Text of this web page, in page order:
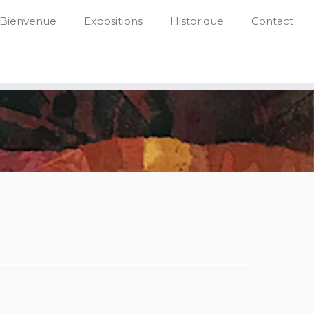
Bienvenue Expositions Historique Contact